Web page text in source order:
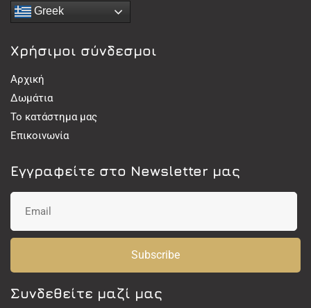
Greek
Χρήσιμοι σύνδεσμοι
Αρχική
Δωμάτια
Το κατάστημα μας
Επικοινωνία
Εγγραφείτε στο Newsletter μας
Subscribe
Συνδεθείτε μαζί μας